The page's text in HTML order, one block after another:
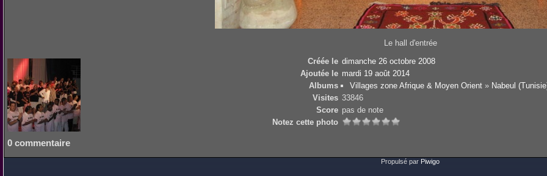
Le hall d'entrée
Créée le dimanche 26 octobre 2008
Ajoutée le mardi 19 août 2014
Albums
Villages zone Afrique & Moyen Orient» Nabeul
Visites 33846
Score pas de note
Notez cette photo
0 commentaire
Propulsé par Piwigo